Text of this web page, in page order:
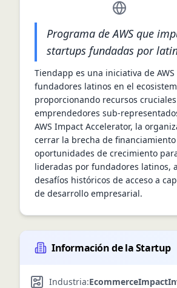
https://
Programa de AWS que
startups fundadas por
Tiendapp es una iniciativa de
fundadores latinos en el
proporcionando recursos
emprendedores sub-
AWS Impact Accelerator, la
cerrar la brecha de
oportunidades de crecimiento
lideradas por fundadores latinos,
desafíos históricos de acceso a
de desarrollo empresarial.
Información de la Startup
Industria:EcommerceImpact